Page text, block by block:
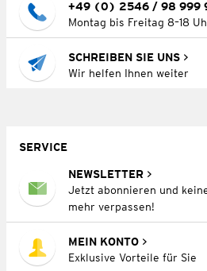
+49 (0) 2546 / 98 999
Montag bis Freitag 8–18
SCHREIBEN SIE UNS
Wir helfen Ihnen weiter
SERVICE
NEWSLETTER
Jetzt abonnieren und
mehr verpassen!
MEIN KONTO
Exklusive Vorteile für Sie